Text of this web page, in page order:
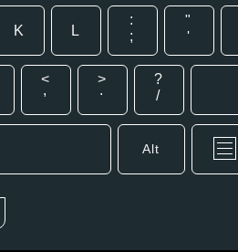
K L
:
;
"
'
<
,
>
.
?
/
Alt